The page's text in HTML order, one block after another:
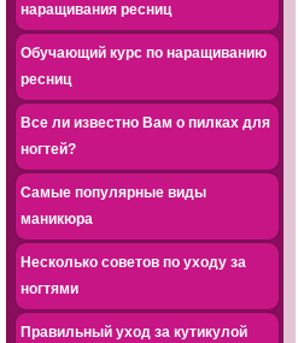
наращивания ресниц
Обучающий курс по наращиванию
ресниц
Все ли известно Вам о пилках для
ногтей?
Самые популярные виды
маникюра
Несколько советов по уходу за
ногтями
Правильный уход за кутикулой